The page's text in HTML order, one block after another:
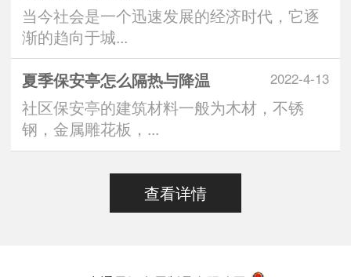
当今社会是一个迅速发展的经济时代，它逐
渐的趋向于城...
2022-4-13
夏季保安亭怎么隔热与降温
社区保安亭的建筑材料一般为木材，不锈
钢，金属雕花板，...
查看详情